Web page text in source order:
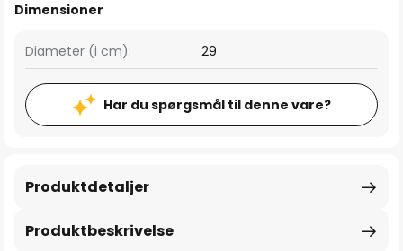
Dimensioner
Diameter (i cm): 29
Har du spørgsmål til denne vare?
Produktbeskrivelse
Produktdetaljer